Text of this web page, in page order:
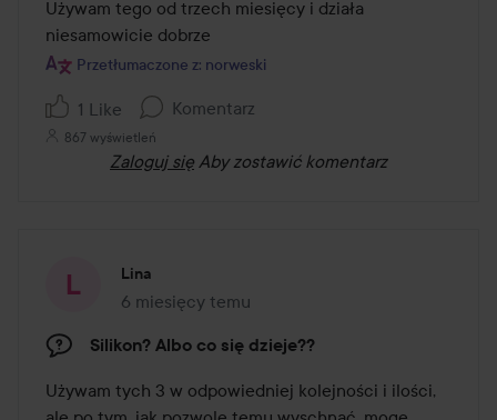
alfa/beta/gamma, trójglicerydy, sterole i estry steroli,
glicerynę, prekursory ceramidów, mocznik, sacharydy, sód
PCA i kwas hialuronowy. Sprawia, że skóra jest
natychmiastowo nawilżona, a przy ciągłym stosowaniu
rezultaty staną się trwałe.
Sposób użycia:
Nakładać po serum w zależności od potrzeb.
Lyko jest oficjalnym dystrybutorem produktów The
Ordinary
5
Używam tego od trzech miesięcy i działa
niesamowicie dobrze
Przetłumaczone z: norweski
1 Like Komentarz
867 wyświetleń
Zaloguj się Aby zostawić komentarz
Lina
6 miesięcy temu
Post został utworzony 6 miesięcy temu
Silikon? Albo co się dzieje??
Używam tych 3 w odpowiedniej kolejności i ilości,